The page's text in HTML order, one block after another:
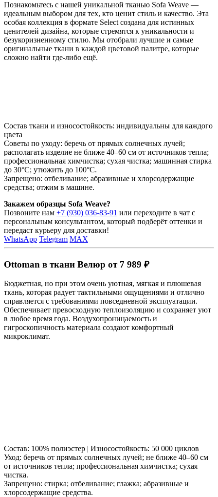
Познакомьтесь с нашей уникальной тканью Sofa Weave —
идеальным выбором для тех, кто ценит стиль и качество. Эта
особая коллекция в формате Select создана для истинных
ценителей дизайна, которые стремятся к уникальности и
безукоризненному стилю. Мы отобрали лучшие и самые
оригинальные ткани в каждой цветовой палитре, которые
сложно найти где-либо ещё.
Состав ткани и износостойкость: индивидуальны для каждого
цвета
Советы по уходу: беречь от прямых солнечных лучей;
располагать изделие не ближе 40–60 см от источников тепла;
профессиональная химчистка; сухая чистка; машинная стирка
до 30°C; утюжить до 100°C.
Запрещено: отбеливание; абразивные и хлорсодержащие
средства; отжим в машине.
Закажем образцы Sofa Weave?
Позвоните нам +7 (930) 036-83-91 или переходите в чат с
персональным консультантом, который подберёт оттенки и
передаст курьеру для доставки!
WhatsApp Telegram MAX
Ottoman в ткани Велюр от 7 989 ₽
Бюджетная, но при этом очень уютная, мягкая и плюшевая
ткань, которая радует тактильными ощущениями и отлично
справляется с требованиями повседневной эксплуатации.
Обеспечивает превосходную теплоизоляцию и сохраняет уют
в любое время года. Воздухопроницаемость и
гигроскопичность материала создают комфортный
микроклимат.
Состав: 100% полиэстер | Износостойкость: 50 000 циклов
Уход: беречь от прямых солнечных лучей; не ближе 40–60 см
от источников тепла; профессиональная химчистка; сухая
чистка.
Запрещено: стирка; отбеливание; глажка; абразивные и
хлорсодержащие средства.